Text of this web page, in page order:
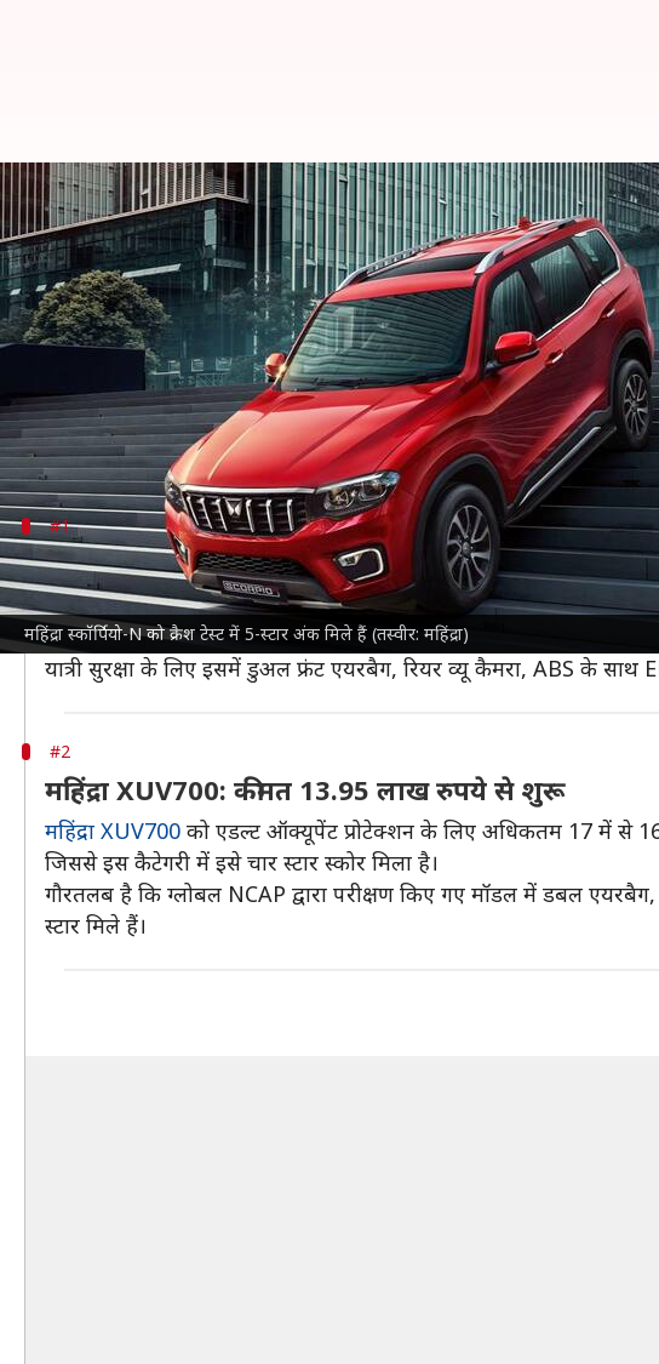
महिंद्रा स्कॉर्पियो-N को क्रैश टेस्ट में 5-स्टार अंक मिले हैं (तस्वीर: महिंद्रा)
नई सुरक्षित SUV खरीदने की कर रहे
लेखन अविनाश Apr 03, 2023 11:33 am
क्या है खबर?
देश में बढ़ रही सड़क दुर्घटनाओं के कारण लोग सुरक्षित गाड़ियों की
दिया है।
वर्तमान में भारतीय बाजार में कई गाड़ियां उपलब्ध हैं लेकिन इनमें से कुछ ही
आइए जानते हैं भारत में उपलब्ध उन गाड़ियों के बारे में जिन्हेक्रैश टेस्ट में
#1
टाटा पंच: कीमत 6 लाख रुपये से शुरू
टाटा पंचको एडल्ट ऑक्यूपेंट प्रोटेक्शन के लिए अधिकतम 17 में से 16.45 अंक
वहीं बच्चों की सुरक्षा की बात करें तो इस SUV ने अधिकतम 49 में से 40.89
यात्री सुरक्षा के लिए इसमें डुअल फ्रंट एयरबैग, रियर व्यू कैमरा, ABS के साथ
#2
महिंद्रा XUV700: कीमत 13.95 लाख रुपये से शुरू
महिंद्रा XUV700 को एडल्ट ऑक्यूपेंट प्रोटेक्शन के लिए अधिकतम 17 में से
जिससे इस कैटेगरी में इसे चार स्टार स्कोर मिला है।
गौरतलब है कि ग्लोबल NCAP द्वारा परीक्षण किए गए मॉडल में डबल
स्टार मिले हैं।